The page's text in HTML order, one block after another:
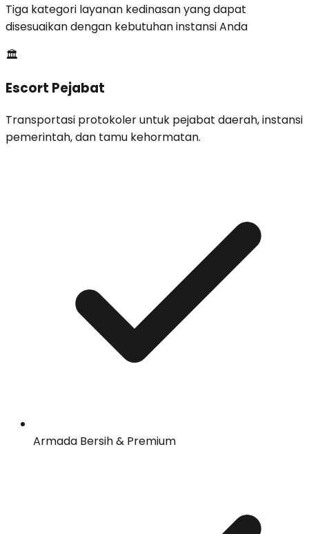
Tiga kategori layanan kedinasan yang dapat
disesuaikan dengan kebutuhan instansi Anda
🏛️
Escort Pejabat
Transportasi protokoler untuk pejabat daerah, instansi
pemerintah, dan tamu kehormatan.
Armada Bersih & Premium